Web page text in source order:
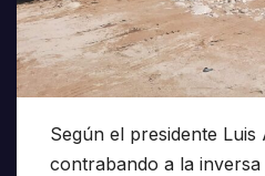
Según el presidente
contrabando a la